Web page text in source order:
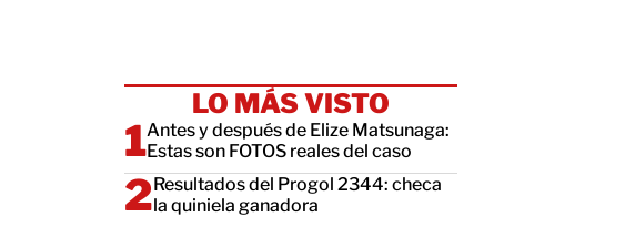
LO MÁS VISTO
Antes y después de Elize Matsunaga:
Estas son FOTOS reales del caso
Resultados del Progol 2344: checa
la quiniela ganadora